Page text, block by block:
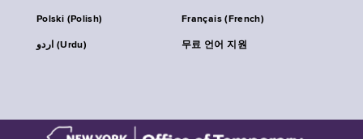
Polski (Polish) Français (French)
اردو (Urdu) 무료 언어 지원